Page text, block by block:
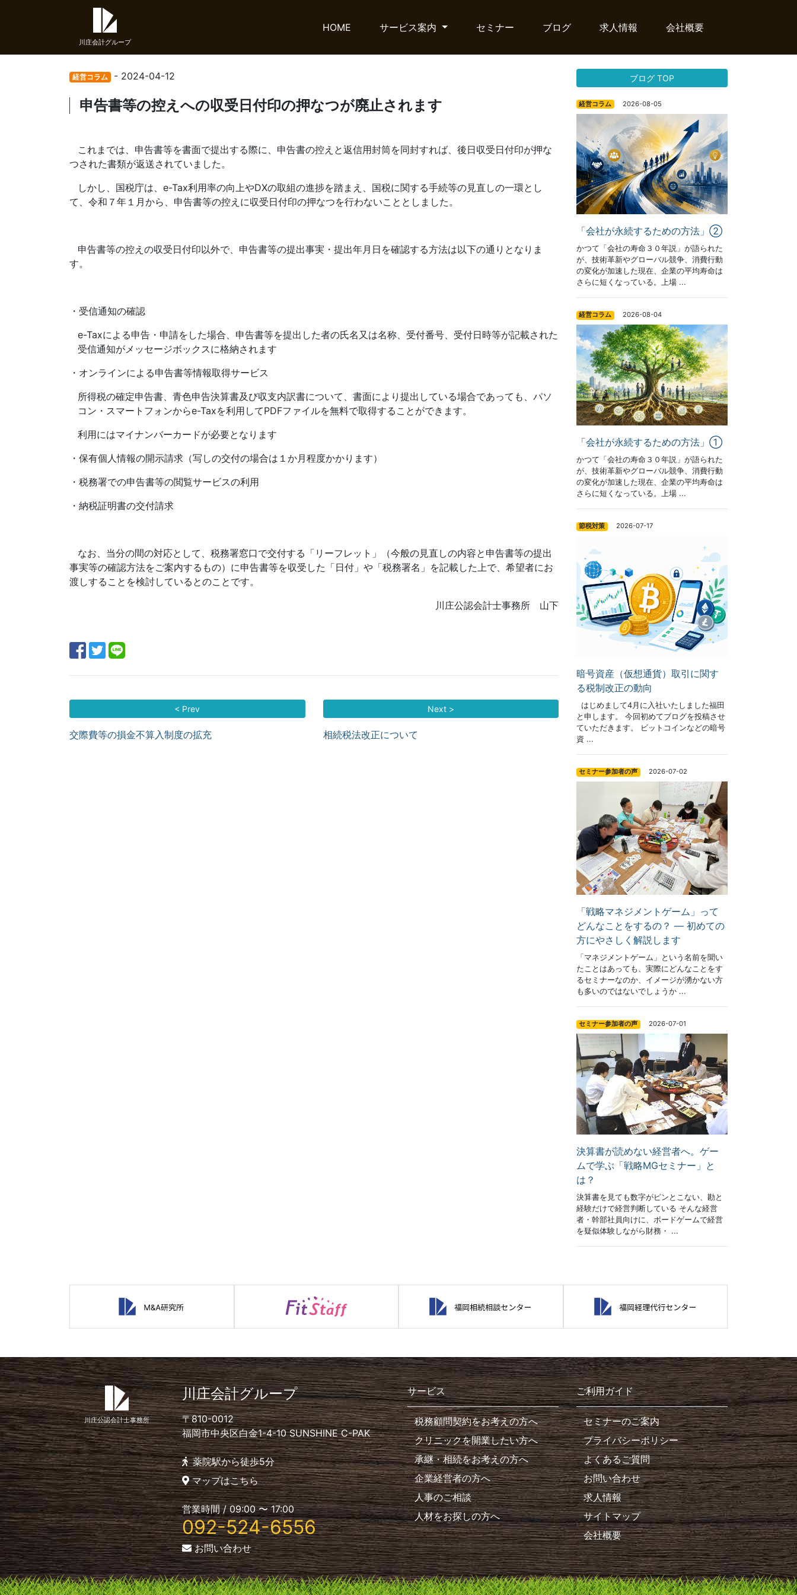
川庄会計グループ
HOME サービス案内 セミナー ブログ 求人情報 会社概要
経営コラム - 2024-04-12
申告書等の控えへの収受日付印の押なつが廃止されます
これまでは、申告書等を書面で提出する際に、申告書の控えと返信用封筒を同封すれば、後日収受日付印が押な
つされた書類が返送されていました。
しかし、国税庁は、 e-Tax利用率の向上やDXの取組の進捗を踏まえ、国税に関する手続等の見直しの一環とし
て、令和７年１月から、申告書等の控えに収受日付印の押なつを行わないこととしました。
申告書等の控えの収受日付印以外で、申告書等の提出事実・提出年月日を確認する方法は以下の通りとなりま
す。
・受信通知の確認
e-Taxによる申告・申請をした場合、申告書等を提出した者の氏名又は名称、受付番号、受付日時等が記載された
受信通知がメッセージボックスに格納されます
・オンラインによる申告書等情報取得サービス
所得税の確定申告書、青色申告決算書及び収支内訳書について、書面により提出している場合であっても、パソ
コン・スマートフォンからe-Taxを利用してPDFファイルを無料で取得することができます。
利用にはマイナンバーカードが必要となります
・保有個人情報の開示請求（写しの交付の場合は１か月程度かかります）
・税務署での申告書等の閲覧サービスの利用
・納税証明書の交付請求
なお、当分の間の対応として、税務署窓口で交付する「リーフレット」（今般の見直しの内容と申告書等の提出
事実等の確認方法をご案内するもの）に申告書等を収受した「日付」や「税務署名」を記載した上で、希望者にお
渡しすることを検討しているとのことです。
川庄公認会計士事務所 山下
< Prev
交際費等の損金不算入制度の拡充
Next >
相続税法改正について
ブログ TOP
経営コラム 2026-08-05
「会社が永続するための方法」②
かつて「会社の寿命３０年説」が語られた
が、技術革新やグローバル競争、消費行動
の変化が加速した現在、企業の平均寿命は
さらに短くなっている。上場 ...
経営コラム 2026-08-04
「会社が永続するための方法」①
かつて「会社の寿命３０年説」が語られた
が、技術革新やグローバル競争、消費行動
の変化が加速した現在、企業の平均寿命は
さらに短くなっている。上場 ...
節税対策 2026-07-17
暗号資産（仮想通貨）取引に関す
る税制改正の動向
はじめまして4月に入社いたしました福田
と申します。 今回初めてブログを投稿させ
ていただきます。 ビットコインなどの暗号
資 ...
セミナー参加者の声 2026-07-02
「戦略マネジメントゲーム」って
どんなことをするの？ ― 初めての
方にやさしく解説します
「マネジメントゲーム」という名前を聞い
たことはあっても、実際にどんなことをす
るセミナーなのか、イメージが湧かない方
も多いのではないでしょうか ...
セミナー参加者の声 2026-07-01
決算書が読めない経営者へ。ゲー
ムで学ぶ「戦略MGセミナー」と
は？
決算書を見ても数字がピンとこない、勘と
経験だけで経営判断している そんな経営
者・幹部社員向けに、ボードゲームで経営
を疑似体験しながら財務・ ...
川庄公認会計士事務所
川庄会計グループ
〒810-0012
福岡市中央区白金1-4-10 SUNSHINE C-PAK
薬院駅から徒歩5分
マップはこちら
営業時間 / 09:00 〜 17:00
092-524-6556
お問い合わせ
サービス
税務顧問契約をお考えの方へ
クリニックを開業したい方へ
承継・相続をお考えの方へ
企業経営者の方へ
人事のご相談
人材をお探しの方へ
ご利用ガイド
セミナーのご案内
プライバシーポリシー
よくあるご質問
お問い合わせ
求人情報
サイトマップ
会社概要